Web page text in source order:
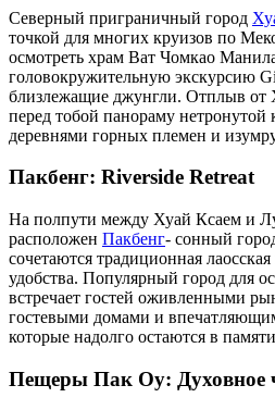
Северный приграничный город
точкой для многих круизов по
осмотреть храм Ват Чомкао
головокружительную экскурсию
близлежащие джунгли. Отплыв от
перед тобой панораму нетронутой
деревнями горных племен и
Пакбенг: Riverside Retreat
На полпути между Хуай Ксаем и
расположен Пакбенг- сонный
сочетаются традиционная
удобства. Популярный город для
встречает гостей оживленными
гостевыми домами и
которые надолго остаются в
Пещеры Пак Оу: Духовное